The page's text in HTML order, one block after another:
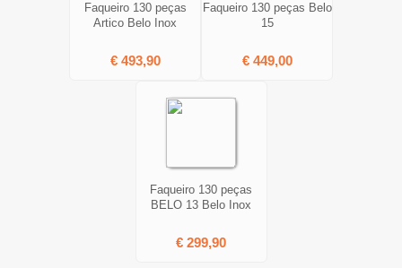
Faqueiro 130 peças
Artico Belo Inox
€ 493,90
Faqueiro 130 peças Belo
15
€ 449,00
Faqueiro 130 peças
BELO 13 Belo Inox
€ 299,90